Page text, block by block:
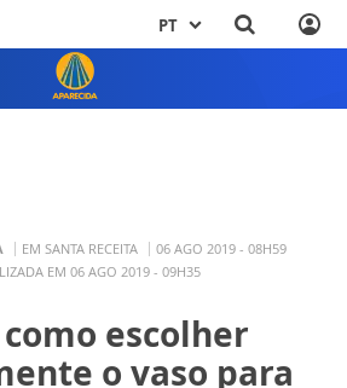
PT
EM SANTA RECEITA
06 AGO 2019 - 08H59
EM 06 AGO 2019 - 09H35
escolher
o vaso para